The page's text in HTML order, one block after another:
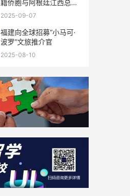
籍侨胞与阿根廷江西总商
会座谈
2025-09-07
福建向全球招募“小马可·
波罗”文旅推介官
2025-08-10